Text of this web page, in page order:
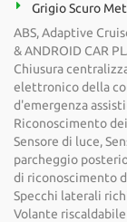
Grigio Scuro
ABS, Adaptive
& ANDROID CAR
Chiusura
elettronico della
d'emergenza
Riconoscimento
Sensore di luce,
parcheggio
di riconoscimento
Specchi laterali
Volante riscaldabile